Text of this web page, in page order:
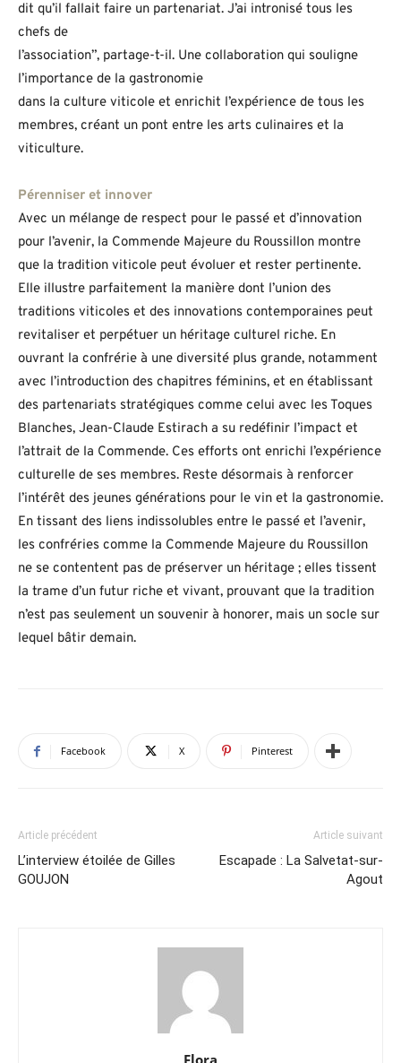
dit qu’il fallait faire un partenariat. J’ai intronisé tous les
chefs de
l’association”, partage-t-il. Une collaboration qui souligne
l’importance de la gastronomie
dans la culture viticole et enrichit l’expérience de tous les
membres, créant un pont entre les arts culinaires et la
viticulture.
Pérenniser et innover
Avec un mélange de respect pour le passé et d’innovation
pour l’avenir, la Commende Majeure du Roussillon montre
que la tradition viticole peut évoluer et rester pertinente.
Elle illustre parfaitement la manière dont l’union des
traditions viticoles et des innovations contemporaines peut
revitaliser et perpétuer un héritage culturel riche. En
ouvrant la confrérie à une diversité plus grande, notamment
avec l’introduction des chapitres féminins, et en établissant
des partenariats stratégiques comme celui avec les Toques
Blanches, Jean-Claude Estirach a su redéfinir l’impact et
l’attrait de la Commende. Ces efforts ont enrichi l’expérience
culturelle de ses membres. Reste désormais à renforcer
l’intérêt des jeunes générations pour le vin et la gastronomie.
En tissant des liens indissolubles entre le passé et l’avenir,
les confréries comme la Commende Majeure du Roussillon
ne se contentent pas de préserver un héritage ; elles tissent
la trame d’un futur riche et vivant, prouvant que la tradition
n’est pas seulement un souvenir à honorer, mais un socle sur
lequel bâtir demain.
Facebook X Pinterest
Article précédent
L’interview étoilée de Gilles
GOUJON
Article suivant
Escapade : La Salvetat-sur-
Agout